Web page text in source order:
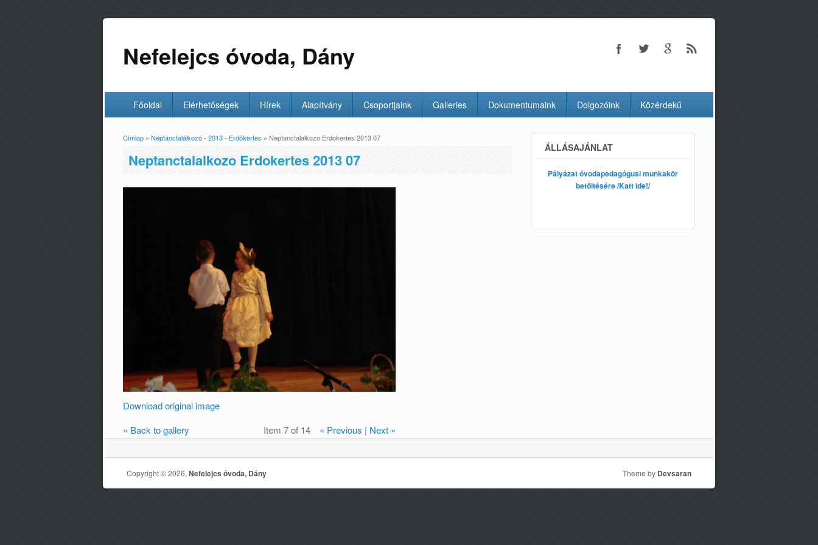
Nefelejcs óvoda, Dány
Főoldal Elérhetőségek Hírek Alapítvány Csoportjaink Galleries Dokumentumaink Dolgozóink Közérdekű
Jelenlegi hely
Címlap » Néptánctalálkozó - 2013 - Erdőkertes » Neptanctalalkozo Erdokertes 2013 07
Neptanctalalkozo Erdokertes 2013 07
Download original image
« Back to gallery
Item 7 of 14 « Previous | Next »
ÁLLÁSAJÁNLAT
Pályázat óvodapedagógusi munkakör
betöltésére /Katt ide!/
Copyright © 2026, Nefelejcs óvoda, Dány Theme by Devsaran